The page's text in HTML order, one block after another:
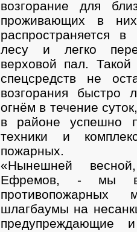
возгорание для
проживающих в
распространяется
лесу и легко
верховой пал.
спецсредств не
возгорания быстро
огнём в течение
в районе успешно
техники и
пожарных.
«Нынешней
Ефремов, - мы
противопожарных
шлагбаумы на
предупреждающие